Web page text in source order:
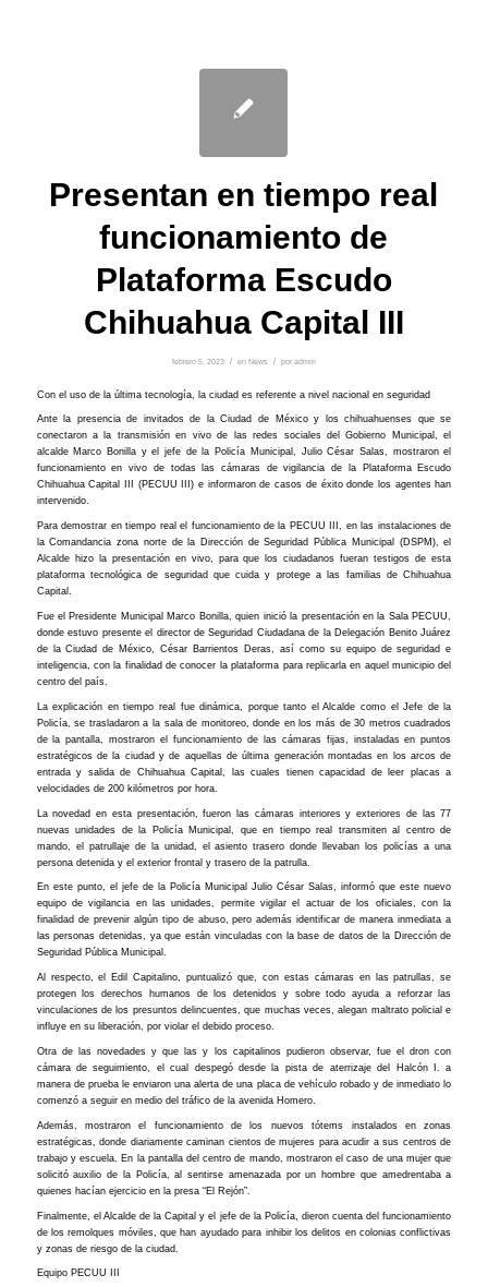
Presentan en tiempo real
funcionamiento de
Plataforma Escudo
Chihuahua Capital III
febrero 5, 2023 / en News / por admin
Con el uso de la última tecnología, la ciudad es referente a nivel nacional en seguridad
Ante la presencia de invitados de la Ciudad de México y los chihuahuenses que se
conectaron a la transmisión en vivo de las redes sociales del Gobierno Municipal, el
alcalde Marco Bonilla y el jefe de la Policía Municipal, Julio César Salas, mostraron el
funcionamiento en vivo de todas las cámaras de vigilancia de la Plataforma Escudo
Chihuahua Capital III (PECUU III) e informaron de casos de éxito donde los agentes han
intervenido.
Para demostrar en tiempo real el funcionamiento de la PECUU III, en las instalaciones de
la Comandancia zona norte de la Dirección de Seguridad Pública Municipal (DSPM), el
Alcalde hizo la presentación en vivo, para que los ciudadanos fueran testigos de esta
plataforma tecnológica de seguridad que cuida y protege a las familias de Chihuahua
Capital.
Fue el Presidente Municipal Marco Bonilla, quien inició la presentación en la Sala PECUU,
donde estuvo presente el director de Seguridad Ciudadana de la Delegación Benito Juárez
de la Ciudad de México, César Barrientos Deras, así como su equipo de seguridad e
inteligencia, con la finalidad de conocer la plataforma para replicarla en aquel municipio del
centro del país.
La explicación en tiempo real fue dinámica, porque tanto el Alcalde como el Jefe de la
Policía, se trasladaron a la sala de monitoreo, donde en los más de 30 metros cuadrados
de la pantalla, mostraron el funcionamiento de las cámaras fijas, instaladas en puntos
estratégicos de la ciudad y de aquellas de última generación montadas en los arcos de
entrada y salida de Chihuahua Capital, las cuales tienen capacidad de leer placas a
velocidades de 200 kilómetros por hora.
La novedad en esta presentación, fueron las cámaras interiores y exteriores de las 77
nuevas unidades de la Policía Municipal, que en tiempo real transmiten al centro de
mando, el patrullaje de la unidad, el asiento trasero donde llevaban los policías a una
persona detenida y el exterior frontal y trasero de la patrulla.
En este punto, el jefe de la Policía Municipal Julio César Salas, informó que este nuevo
equipo de vigilancia en las unidades, permite vigilar el actuar de los oficiales, con la
finalidad de prevenir algún tipo de abuso, pero además identificar de manera inmediata a
las personas detenidas, ya que están vinculadas con la base de datos de la Dirección de
Seguridad Pública Municipal.
Al respecto, el Edil Capitalino, puntualizó que, con estas cámaras en las patrullas, se
protegen los derechos humanos de los detenidos y sobre todo ayuda a reforzar las
vinculaciones de los presuntos delincuentes, que muchas veces, alegan maltrato policial e
influye en su liberación, por violar el debido proceso.
Otra de las novedades y que las y los capitalinos pudieron observar, fue el dron con
cámara de seguimiento, el cual despegó desde la pista de aterrizaje del Halcón I. a
manera de prueba le enviaron una alerta de una placa de vehículo robado y de inmediato lo
comenzó a seguir en medio del tráfico de la avenida Homero.
Además, mostraron el funcionamiento de los nuevos tótems instalados en zonas
estratégicas, donde diariamente caminan cientos de mujeres para acudir a sus centros de
trabajo y escuela. En la pantalla del centro de mando, mostraron el caso de una mujer que
solicitó auxilio de la Policía, al sentirse amenazada por un hombre que amedrentaba a
quienes hacían ejercicio en la presa “El Rejón”.
Finalmente, el Alcalde de la Capital y el jefe de la Policía, dieron cuenta del funcionamiento
de los remolques móviles, que han ayudado para inhibir los delitos en colonias conflictivas
y zonas de riesgo de la ciudad.
Equipo PECUU III